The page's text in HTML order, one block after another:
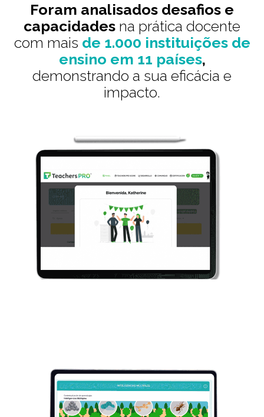
Foram analisados desafios e
capacidades na prática docente
com mais de 1.000 instituições de
ensino em 11 países,
demonstrando a sua eficácia e
impacto.